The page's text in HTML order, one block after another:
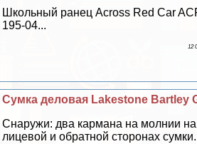
Школьный ранец Across Red Car
195-04...
12
Cумка деловая Lakestone Bartley
Снаружи: два кармана на молнии на
лицевой и обратной сторонах